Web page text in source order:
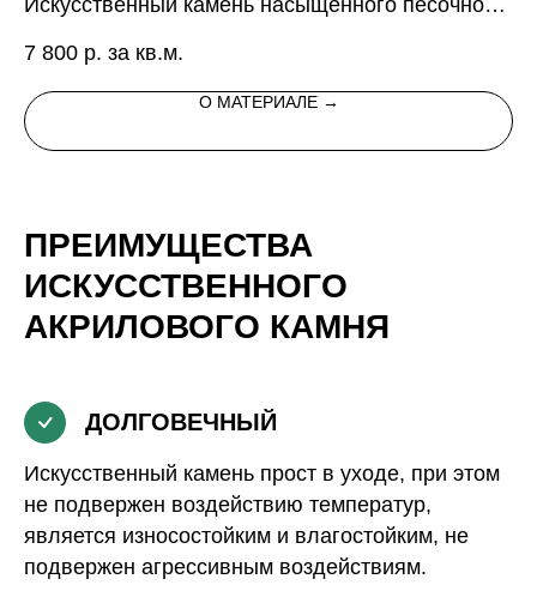
Искусственный камень насыщенного песочного
7 800 р. за кв.м.
О МАТЕРИАЛЕ →
ПРЕИМУЩЕСТВА
ИСКУССТВЕННОГО
АКРИЛОВОГО КАМНЯ
ДОЛГОВЕЧНЫЙ
Искусственный камень прост в уходе, при этом
не подвержен воздействию температур,
является износостойким и влагостойким, не
подвержен агрессивным воздействиям.